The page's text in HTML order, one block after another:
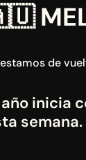
de
año inicia
semana.